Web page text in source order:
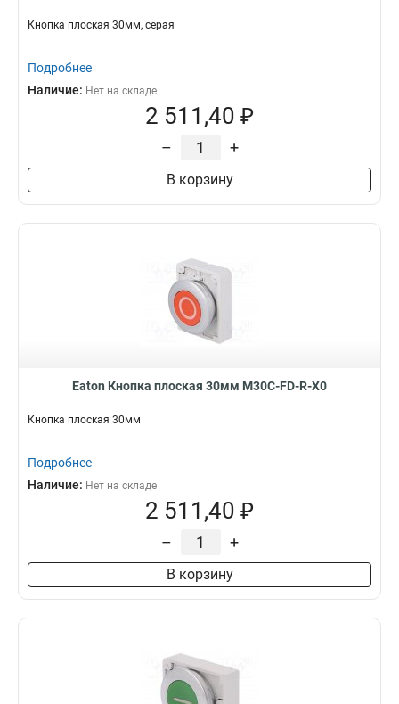
Кнопка плоская 30мм, серая
Подробнее
Наличие: Нет на складе
2 511,40 ₽
– +
В корзину
Eaton Кнопка плоская 30мм M30C-FD-R-X0
Кнопка плоская 30мм
Подробнее
Наличие: Нет на складе
2 511,40 ₽
– +
В корзину